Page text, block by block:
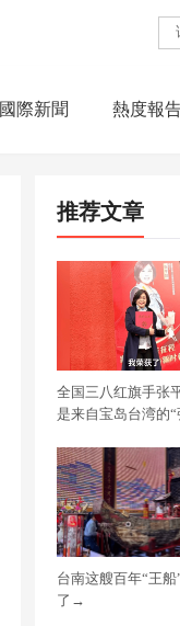
國際新聞 熱度報
推荐文章
全国三八红旗手张
是来自宝岛台湾的“
台南这艘百年“王船
了→